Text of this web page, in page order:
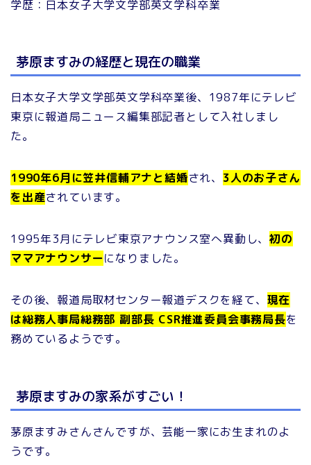
学歴：日本女子大学文学部英文学科卒業
茅原ますみの経歴と現在の職業
日本女子大学文学部英文学科卒業後、1987年にテレビ
東京に報道局ニュース編集部記者として入社しまし
た。
1990年6月に笠井信輔アナと結婚され、 3人のお子さん
を出産されています。
1995年3月にテレビ東京アナウンス室へ異動し、初の
ママアナウンサーになりました。
その後、報道局取材センター報道デスクを経て、 現在
は総務人事局総務部 副部長 CSR推進委員会事務局長を
務めているようです。
茅原ますみの家系がすごい！
茅原ますみさんさんですが、芸能一家にお生まれのよ
うです。